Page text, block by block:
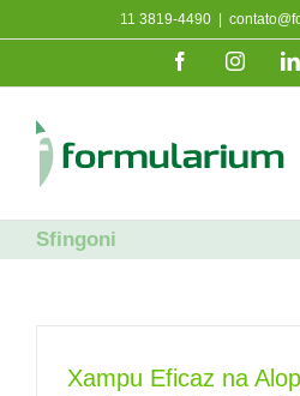
para
11 3819-4490
Facebook
Sfingoni
Xampu Eficaz na